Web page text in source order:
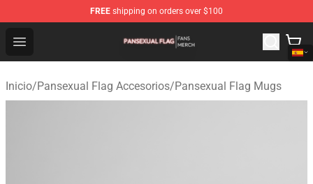
FREE shipping on orders over $100
Open menu
Pansexual Flag Shop - Official Pansexual Flag
Inicio/Pansexual Flag Accesorios/Pansexual Flag Mugs